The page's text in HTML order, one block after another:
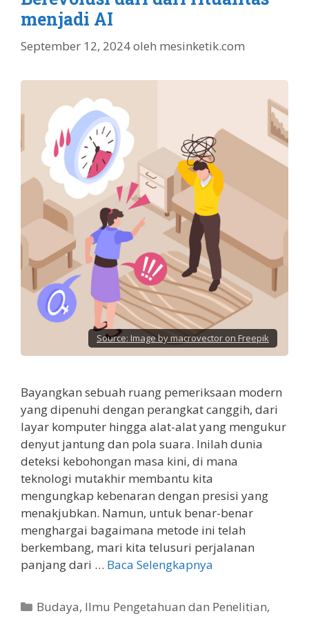
menjadi AI
September 12, 2024oleh mesinketik.com
Source: Image by macrovector on Freepik
Bayangkan sebuah ruang pemeriksaan modern
yang dipenuhi dengan perangkat canggih, dari
layar komputer hingga alat-alat yang mengukur
denyut jantung dan pola suara. Inilah dunia
deteksi kebohongan masa kini, di mana
teknologi mutakhir membantu kita
mengungkap kebenaran dengan presisi yang
menakjubkan. Namun, untuk benar-benar
menghargai bagaimana metode ini telah
berkembang, mari kita telusuri perjalanan
panjang dari … Baca Selengkapnya
Kategori
Budaya, Ilmu Pengetahuan dan Penelitian,